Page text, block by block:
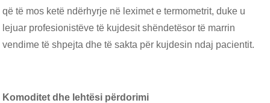
që të mos ketë ndërhyrje në leximet e termometrit, duke u
lejuar profesionistëve të kujdesit shëndetësor të marrin
vendime të shpejta dhe të sakta për kujdesin ndaj pacientit.
Komoditet dhe lehtësi përdorimi